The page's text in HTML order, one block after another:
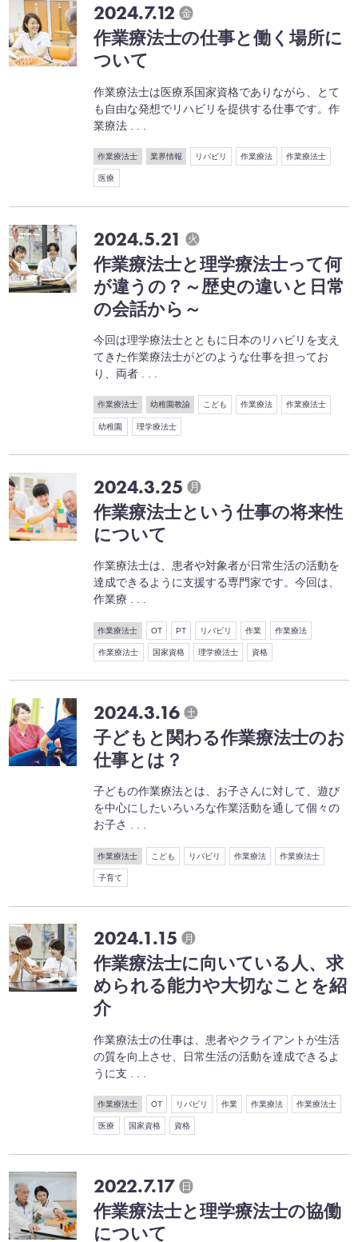
2024.7.12 金
作業療法士の仕事と働く場所に
ついて
作業療法士は医療系国家資格でありながら、とて
も自由な発想でリハビリを提供する仕事です。作
業療法 . . .
作業療法士 業界情報 リバビリ 作業療法 作業療法士
医療
2024.5.21 火
作業療法士と理学療法士って何
が違うの？～歴史の違いと日常
の会話から～
今回は理学療法士とともに日本のリハビリを支え
てきた作業療法士がどのような仕事を担ってお
り、両者 . . .
作業療法士 幼稚園教諭 こども 作業療法 作業療法士
幼稚園 理学療法士
2024.3.25 月
作業療法士という仕事の将来性
について
作業療法士は、患者や対象者が日常生活の活動を
達成できるように支援する専門家です。今回は、
作業療 . . .
作業療法士 OT PT リバビリ 作業 作業療法
作業療法士 国家資格 理学療法士 資格
2024.3.16 土
子どもと関わる作業療法士のお
仕事とは？
子どもの作業療法とは、お子さんに対して、遊び
を中心にしたいろいろな作業活動を通して個々の
お子さ . . .
作業療法士 こども リバビリ 作業療法 作業療法士
子育て
2024.1.15 月
作業療法士に向いている人、求
められる能力や大切なことを紹
介
作業療法士の仕事は、患者やクライアントが生活
の質を向上させ、日常生活の活動を達成できるよ
うに支 . . .
作業療法士 OT リバビリ 作業 作業療法 作業療法士
医療 国家資格 資格
2022.7.17 日
作業療法士と理学療法士の協働
について